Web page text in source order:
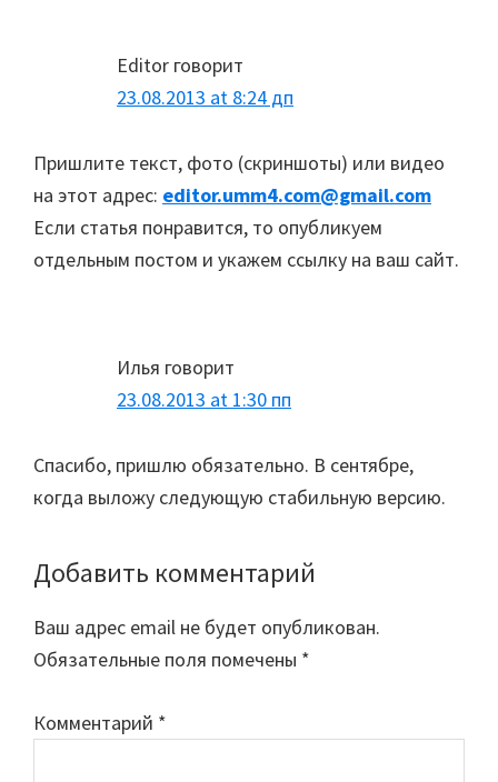
Editor говорит
23.08.2013 at 8:24 дп
Пришлите текст, фото (скриншоты) или видео
на этот адрес: editor.umm4.com@gmail.com
Если статья понравится, то опубликуем
отдельным постом и укажем ссылку на ваш сайт.
Илья говорит
23.08.2013 at 1:30 пп
Спасибо, пришлю обязательно. В сентябре,
когда выложу следующую стабильную версию.
Добавить комментарий
Ваш адрес email не будет опубликован.
Обязательные поля помечены *
Комментарий *